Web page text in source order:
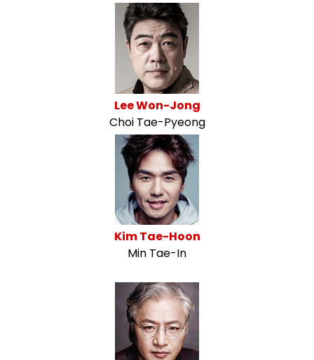
Lee Won-Jong
Choi Tae-Pyeong
Kim Tae-Hoon
Min Tae-In